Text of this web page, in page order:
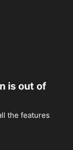
is out of
the features